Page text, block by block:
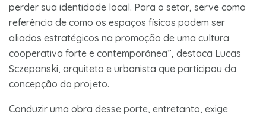
perder sua identidade local. Para o setor, serve como
referência de como os espaços físicos podem ser
aliados estratégicos na promoção de uma cultura
cooperativa forte e contemporânea”, destaca Lucas
Sczepanski, arquiteto e urbanista que participou da
concepção do projeto.
Conduzir uma obra desse porte, entretanto, exige